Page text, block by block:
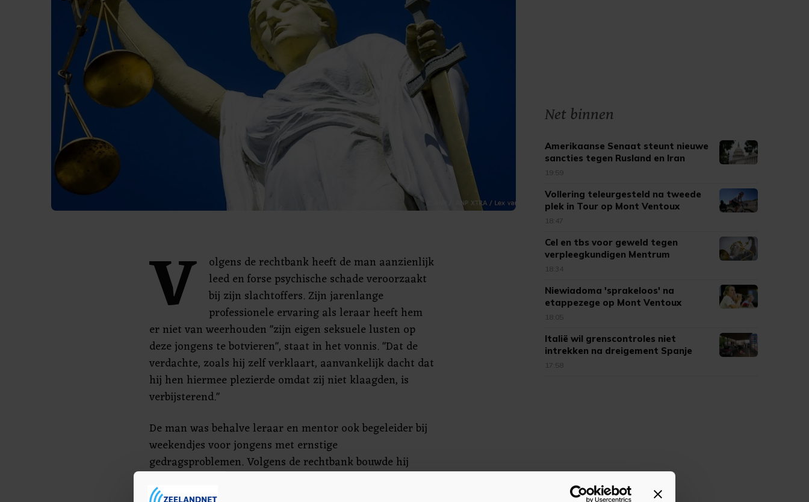
V
olgens de rechtbank heeft de man aanzienlijk
leed en forse psychische schade veroorzaakt
bij zijn slachtoffers. Zijn jarenlange
professionele ervaring als leraar heeft hem
er niet van weerhouden "zijn eigen seksuele lusten op
deze jongens te botvieren", staat in het vonnis. "Dat de
verdachte, zoals hij zelf verklaart, aanvankelijk dacht dat
hij hen hiermee plezierde omdat zij niet klaagden, is
verbijsterend."
De man was behalve leraar en mentor ook begeleider bij
weekendjes voor jongens met ernstige
gedragsproblemen. Volgens de rechtbank bouwde hij
vriendschapsrelatie aan met de ouders van de jongens,
Net binnen
Amerikaanse Senaat steunt nieuwe
sancties tegen Rusland en Iran
19:59
Vollering teleurgesteld na tweede
plek in Tour op Mont Ventoux
18:47
Cel en tbs voor geweld tegen
verpleegkundigen Mentrum
18:34
Niewiadoma 'sprakeloos' na
etappezege op Mont Ventoux
18:05
Italië wil grenscontroles niet
intrekken na dreigement Spanje
17:58